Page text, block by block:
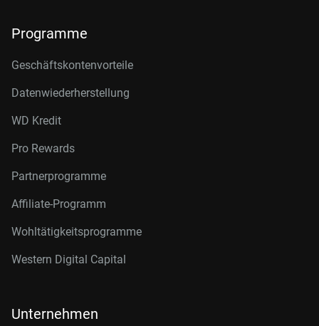
Programme
Geschäftskontenvorteile
Datenwiederherstellung
WD Kredit
Pro Rewards
Partnerprogramme
Affiliate-Programm
Wohltätigkeitsprogramme
Western Digital Capital
Unternehmen